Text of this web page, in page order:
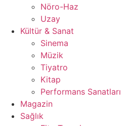
Nöro-Haz
Uzay
Kültür & Sanat
Sinema
Müzik
Tiyatro
Kitap
Performans Sanatları
Magazin
Sağlık